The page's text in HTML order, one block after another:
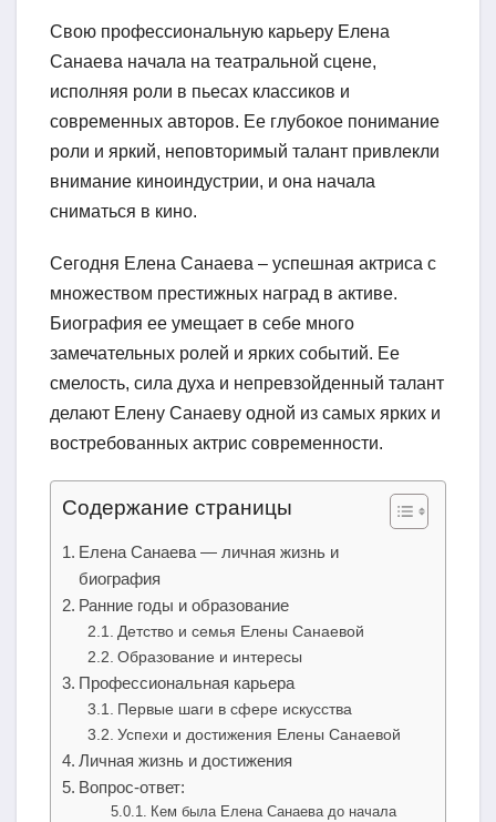
Свою профессиональную карьеру Елена
Санаева начала на театральной сцене,
исполняя роли в пьесах классиков и
современных авторов. Ее глубокое понимание
роли и яркий, неповторимый талант привлекли
внимание киноиндустрии, и она начала
сниматься в кино.
Сегодня Елена Санаева – успешная актриса с
множеством престижных наград в активе.
Биография ее умещает в себе много
замечательных ролей и ярких событий. Ее
смелость, сила духа и непревзойденный талант
делают Елену Санаеву одной из самых ярких и
востребованных актрис современности.
Содержание страницы
Елена Санаева — личная жизнь и
биография
Ранние годы и образование
Детство и семья Елены Санаевой
Образование и интересы
Профессиональная карьера
Первые шаги в сфере искусства
Успехи и достижения Елены Санаевой
Личная жизнь и достижения
Вопрос-ответ:
Кем была Елена Санаева до начала